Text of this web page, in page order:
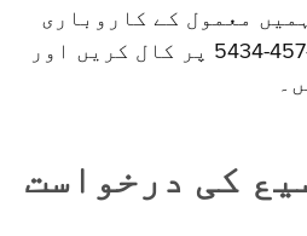
معمول کے کاروباری
اوقات کے دوران 518-457-5434 پر کال کریں اور
کی درخواست